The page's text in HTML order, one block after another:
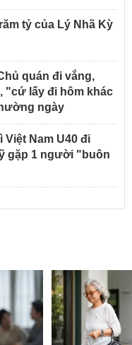
tỷ của Lý Nhã Kỳ
quán đi vắng,
"cứ lấy đi hôm khác
ngày
Việt Nam U40 đi
gặp 1 người "buôn